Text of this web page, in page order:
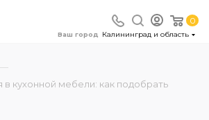
0
Ваш город Калининград и область
кухонной мебели: как подобрать